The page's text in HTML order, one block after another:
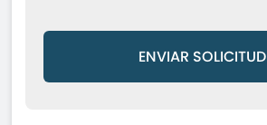
ENVIAR SOLICITUD